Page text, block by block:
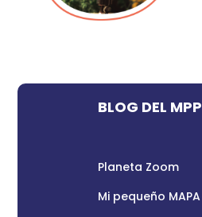
BLOG DEL MPP
Planeta Zoom
Mi pequeño MAPA